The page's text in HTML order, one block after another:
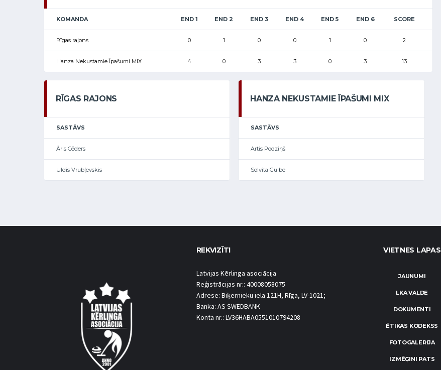
KOMANDA END 1 END 2 END 3 END 4 END 5 END 6 SCORE
Rīgas rajons 0 1 0 0 1 0 2
Hanza Nekustamie Īpašumi MIX 4 0 3 3 0 3 13
RĪGAS RAJONS
SASTĀVS
Āris Cēders
Uldis Vrubļevskis
HANZA NEKUSTAMIE ĪPAŠUMI MIX
SASTĀVS
Artis Podziņš
Solvita Gulbe
REKVIZĪTI
Latvijas Kērlinga asociācija
Reģistrācijas nr.: 40008058075
Adrese: Biķernieku iela 121H, Rīga, LV-1021;
Banka: AS SWEDBANK
Konta nr.: LV36HABA0551010794208
VIETNES LAPAS
JAUNUMI
LKA VALDE
DOKUMENTI
ĒTIKAS KODEKSS
FOTOGALERIJA
IZMĒĢINI PATS